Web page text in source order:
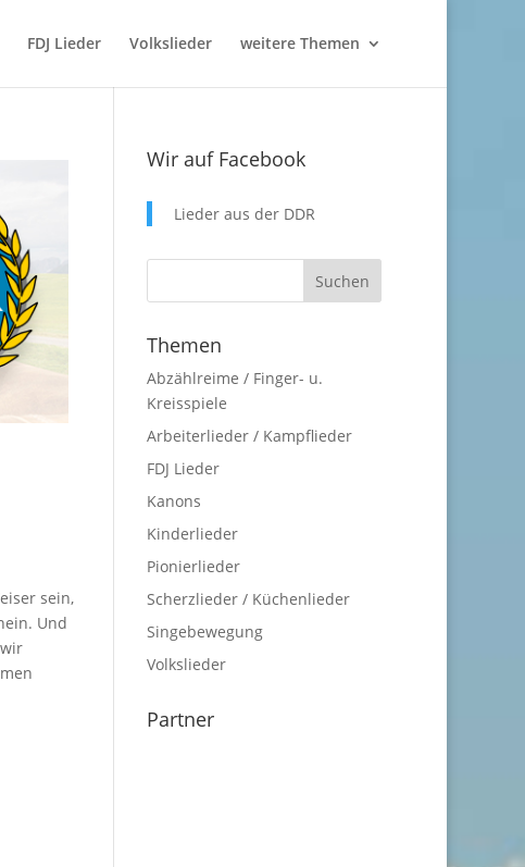
FDJ Lieder Volkslieder weitere Themen
sein,
Und
Wir auf Facebook
Lieder aus der DDR
Themen
Abzählreime / Finger- u.
Kreisspiele
Arbeiterlieder / Kampflieder
FDJ Lieder
Kanons
Kinderlieder
Pionierlieder
Scherzlieder / Küchenlieder
Singebewegung
Volkslieder
Partner